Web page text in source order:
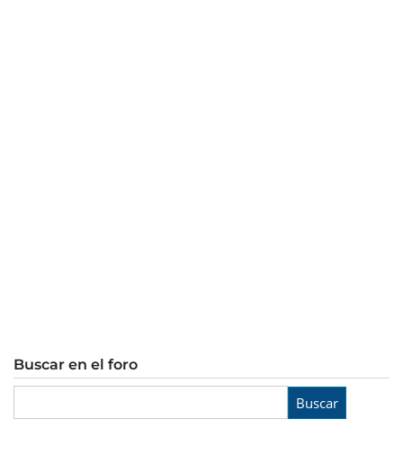
Buscar en el foro
Buscar